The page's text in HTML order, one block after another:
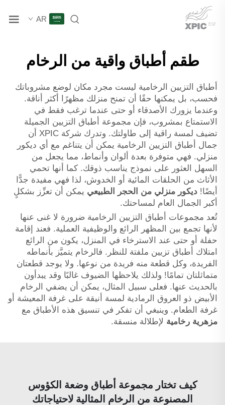
AR
طقم أطباق واقية من الرخام
أطباق التزيين الرخامية ليست مجرد مكان لوضع مشروباتك
فحسب، بل يمكنها حقًا أن تمنح منزلك مظهرًا أكثر أناقة.
وعندما يزورك الأصدقاء أو حتى عندما ترغب فقط في
الاستمتاع بمشروب، فإن مجموعة أطباق التزيين الجميلة
تضيف لمسة راقية إلى طاولتك. وتدرك شركة XPIC أن
جمال أطباق التزيين الرخامية يمكن أن يتناغم مع أي ديكور
منزلي. فهي متوفرة بعدة ألوان وأنماط، مما يجعل من
السهل العثور على نموذج يناسب ذوقك. كما أنها تحمي
الأثاث من الحلقات المائية أو الخدوش، لذا فهي مفيدة جدًّا
أيضًا! ديكور منزلي من الحجر الطبيعي يمكن أن تعزِّز بشكلٍ
أكبر الجمال العام لمساحتك.
تُعد مجموعات أطباق التزيين الرخامية ضرورة لا غنى عنها
لأنها تجمع بين المظهر الرائع والوظيفية العملية. فعند إقامة
حفلة أو حتى عند الاسترخاء في المنزل، يكون من الرائع
امتلاك أطباق تزيين ملفتة للنظر. فالرخام يتميَّز بأنماطه
الفريدة، وكل قطعة منه فريدة من نوعها. ولا يوجد قطعتان
متماثلتان تمامًا! ولذلك يلاحظها الضيوف غالبًا وقد يبدأون
بالحديث عنها. فعلى سبيل المثال، يمكن أن يضفي الرخام
الأبيض ذو العروق الرمادية لمسة أنيقة على غرفة المعيشة أو
غرفة الطعام. وينبغي أن تفكر في تنسيق هذه الأطباق مع
مزهرية رخامية لإطلالة منسقة.
كيف تختار مجموعة أطباق وضعة الكؤوس
المصنوعة من الرخام المثالية لاحتياجاتك